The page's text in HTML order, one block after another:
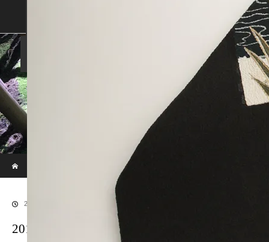
ALBUM
SAMURAI-DEN
現代のサムライたちの時空間へ
20170529SAMURAI-317
2017.06.30
20170529SAMURAI-317